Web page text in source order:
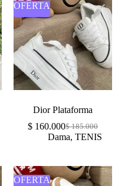
OFERTA
Dior Plataforma
$185.000
$ 160.000
Dama, TENIS
OFERTA